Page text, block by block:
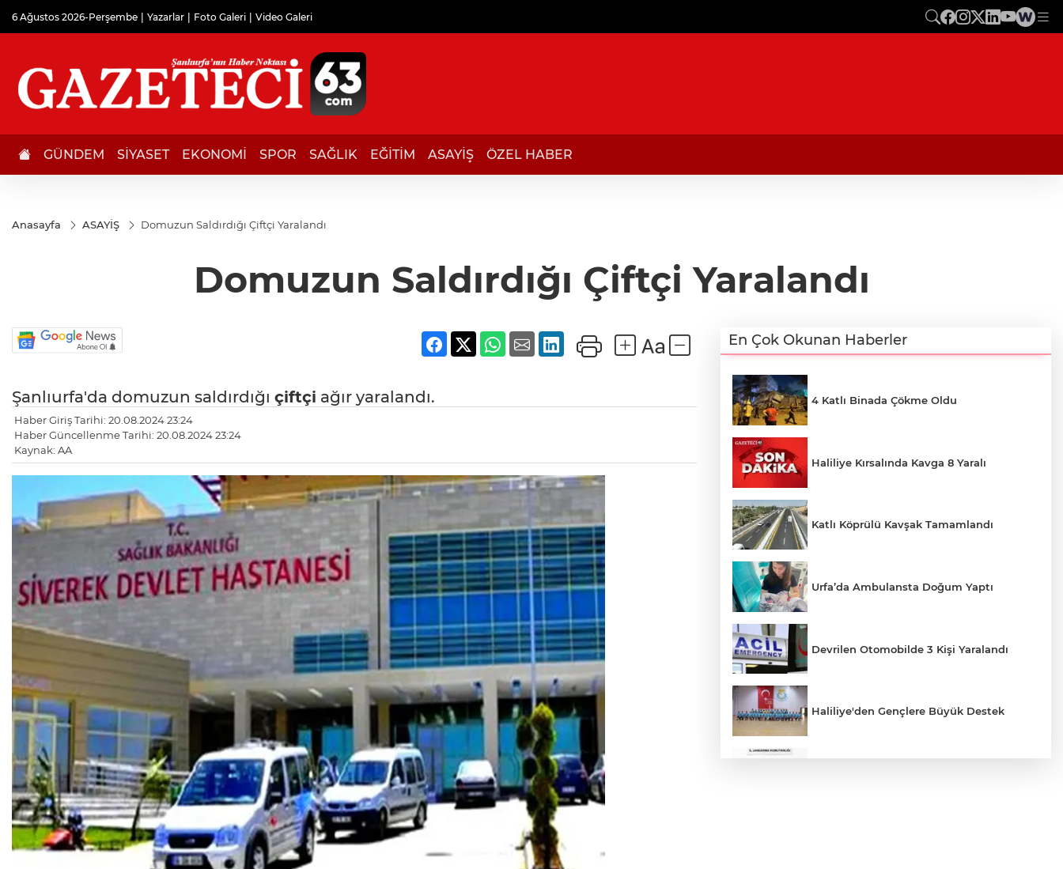
6 Ağustos 2026-Perşembe Yazarlar Foto Galeri Video Galeri
GÜNDEM SİYASET EKONOMİ SPOR SAĞLIK EĞİTİM ASAYİŞ ÖZEL HABER
Anasayfa ASAYİŞ Domuzun Saldırdığı Çiftçi Yaralandı
Domuzun Saldırdığı Çiftçi Yaralandı
Şanlıurfa'da domuzun saldırdığı çiftçi ağır yaralandı.
Haber Giriş Tarihi: 20.08.2024 23:24
Haber Güncellenme Tarihi: 20.08.2024 23:24
Kaynak: AA
En Çok Okunan Haberler
4 Katlı Binada Çökme Oldu
Haliliye Kırsalında Kavga 8 Yaralı
Katlı Köprülü Kavşak Tamamlandı
Urfa’da Ambulansta Doğum Yaptı
Devrilen Otomobilde 3 Kişi Yaralandı
Haliliye'den Gençlere Büyük Destek